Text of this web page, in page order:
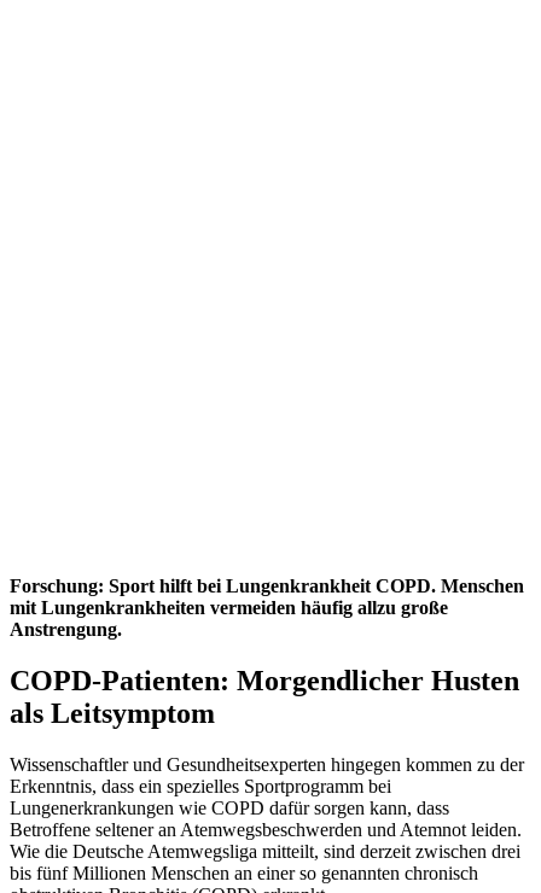
Forschung: Sport hilft bei Lungenkrankheit COPD. Menschen
mit Lungenkrankheiten vermeiden häufig allzu große
Anstrengung.
COPD-Patienten: Morgendlicher Husten
als Leitsymptom
Wissenschaftler und Gesundheitsexperten hingegen kommen zu der
Erkenntnis, dass ein spezielles Sportprogramm bei
Lungenerkrankungen wie COPD dafür sorgen kann, dass
Betroffene seltener an Atemwegsbeschwerden und Atemnot leiden.
Wie die Deutsche Atemwegsliga mitteilt, sind derzeit zwischen drei
bis fünf Millionen Menschen an einer so genannten chronisch